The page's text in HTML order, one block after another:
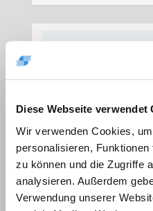
Diese Webseite verwendet
Wir verwenden Cookies,
personalisieren,
zu können und die Zugriffe
analysieren. Außerdem
Verwendung unserer